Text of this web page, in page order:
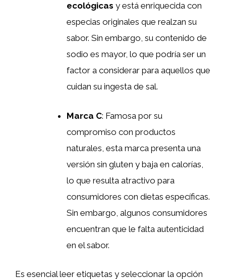
ecológicas y está enriquecida con
especias originales que realzan su
sabor. Sin embargo, su contenido de
sodio es mayor, lo que podría ser un
factor a considerar para aquellos que
cuidan su ingesta de sal.
Marca C: Famosa por su
compromiso con productos
naturales, esta marca presenta una
versión sin gluten y baja en calorías,
lo que resulta atractivo para
consumidores con dietas específicas.
Sin embargo, algunos consumidores
encuentran que le falta autenticidad
en el sabor.
Es esencial leer etiquetas y seleccionar la opción